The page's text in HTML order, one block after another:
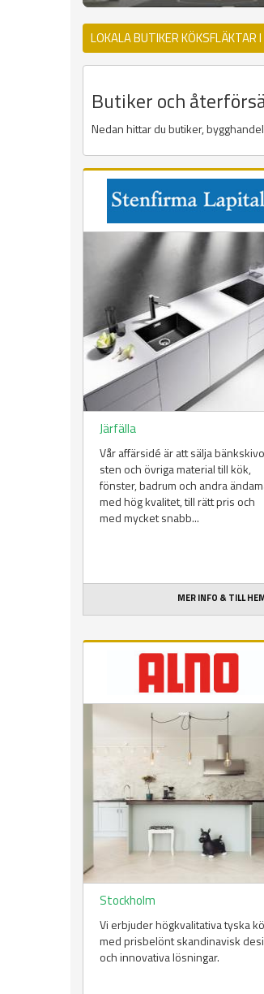
LOKALA BUTIKER KÖKSFLÄKTAR
Butiker och
Nedan hittar du butiker,
Järfälla
Vår affärsidé är att sälja
sten och övriga material till kök,
fönster, badrum och andra
med hög kvalitet, till rätt pris och
med mycket snabb...
MER INFO & TILL
Stockholm
Vi erbjuder högkvalitativa tyska
med prisbelönt skandinavisk
och innovativa lösningar.